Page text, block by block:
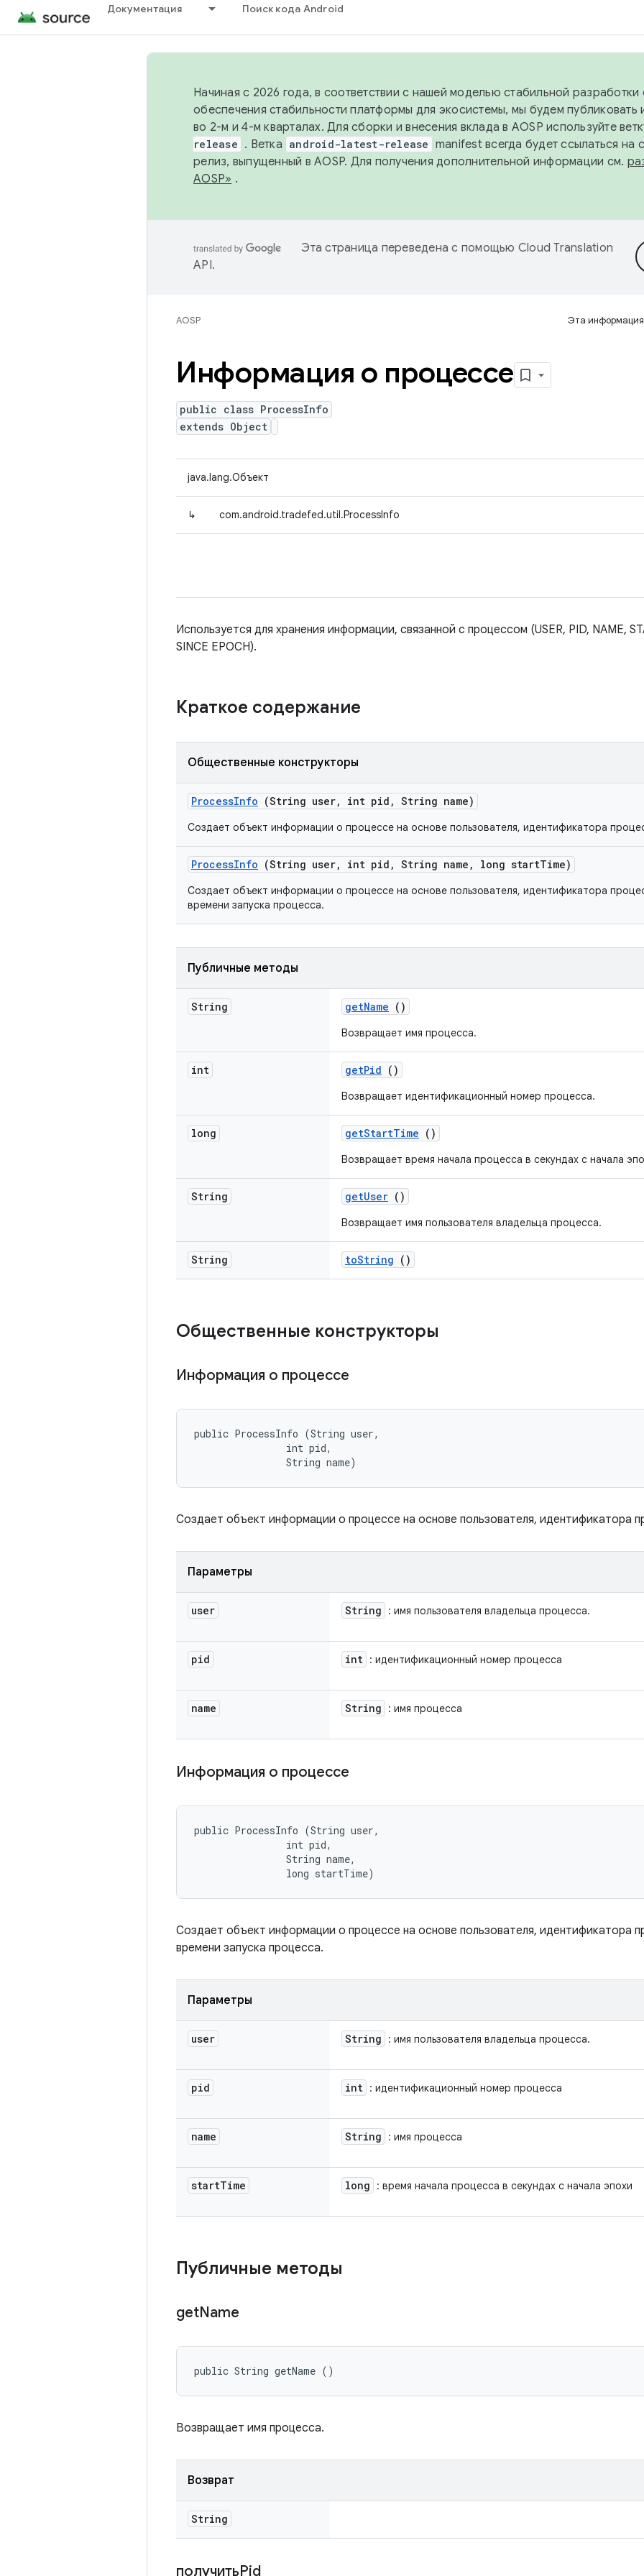
Документация Поиск кода Android
Начиная с 2026 года, в соответствии с нашей моделью стабильной разработки
обеспечения стабильности платформы для экосистемы, мы будем публиковать
во 2-м и 4-м кварталах. Для сборки и внесения вклада в AOSP используйте
release . Ветка android-latest-release manifest всегда будет ссылаться на
релиз, выпущенный в AOSP. Для получения дополнительной информации см.
AOSP» .
Эта страница переведена с помощью Cloud Translation
API.
AOSP Эта информация
Информация о процессе
public class ProcessInfo
extends Object
java.lang.Объект
↳ com.android.tradefed.util.ProcessInfo
Используется для хранения информации, связанной с процессом (USER, PID, NAME,
SINCE EPOCH).
Краткое содержание
Общественные конструкторы
ProcessInfo (String user, int pid , String name)
Создает объект информации о процессе на основе пользователя, идентификатора
ProcessInfo (String user, int pid , String name , long startTime)
Создает объект информации о процессе на основе пользователя, идентификатора
времени запуска процесса.
Публичные методы
String getName ()
Возвращает имя процесса.
int getPid ()
Возвращает идентификационный номер процесса.
long getStartTime ()
Возвращает время начала процесса в секундах с начала
String getUser ()
Возвращает имя пользователя владельца процесса.
String toString ()
Общественные конструкторы
Информация о процессе
public ProcessInfo (String user,
                int pid,
                String name)
Создает объект информации о процессе на основе пользователя, идентификатора
Параметры
user String : имя пользователя владельца процесса.
pid int : идентификационный номер процесса
name String : имя процесса
Информация о процессе
public ProcessInfo (String user,
                int pid,
                String name,
                long startTime)
Создает объект информации о процессе на основе пользователя, идентификатора
времени запуска процесса.
Параметры
user String : имя пользователя владельца процесса.
pid int : идентификационный номер процесса
name String : имя процесса
startTime long : время начала процесса в секундах с начала эпохи
Публичные методы
getName
public String getName ()
Возвращает имя процесса.
Возврат
String
получитьPid